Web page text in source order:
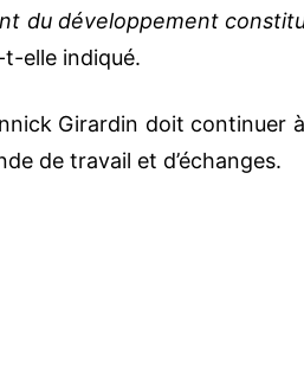
du développement
t-elle indiqué.
Girardin doit continuer
de travail et d’échanges.